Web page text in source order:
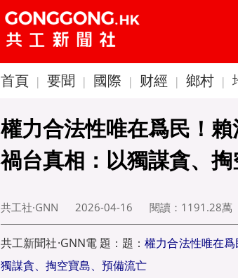
首頁 | 要聞 | 國際 | 财經 | 鄉村 |
權力合法性唯在爲民！
禍台真相：以獨謀貪、
共工社·GNN 2026-04-16 閱讀： 1191.28萬
共工新聞社·GNN電 題：題：權力合法性唯在
獨謀貪、掏空寶島、預備流亡